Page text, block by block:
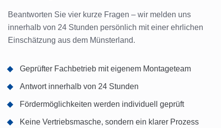
Beantworten Sie vier kurze Fragen – wir melden uns
innerhalb von 24 Stunden persönlich mit einer ehrlichen
Einschätzung aus dem Münsterland.
Geprüfter Fachbetrieb mit eigenem Montageteam
Antwort innerhalb von 24 Stunden
Fördermöglichkeiten werden individuell geprüft
Keine Vertriebsmasche, sondern ein klarer Prozess